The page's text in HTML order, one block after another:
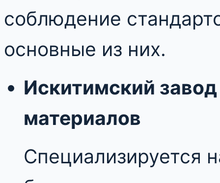
соблюдение
основные из них.
Искитимский
материалов
Специализируется